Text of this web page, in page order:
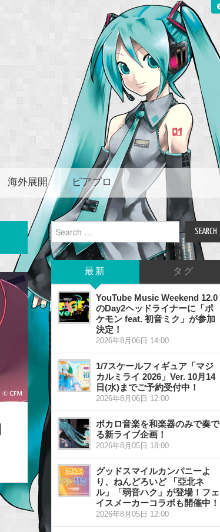
海外展開 ピアプロ
Search
for:
最新 タグ
YouTube Music Weekend 12.0
のDay2ヘッドライナーに「ポ
ケモン feat. 初音ミク」が参加
決定！
2026年8月06日 14:00
1/7スケールフィギュア「マジ
カルミライ 2026」Ver. 10月14
日(水)までご予約受付中！
2026年8月06日 12:00
ボカロ音楽を和楽器のみで奏で
る新ライブ企画！
2026年8月05日 18:00
グッドスマイルカンパニーよ
り、ねんどろいど 「亞北ネ
ル」「弱音ハク」が登場！フェ
イスメーカーコラボも開催中！
2026年8月05日 12:00